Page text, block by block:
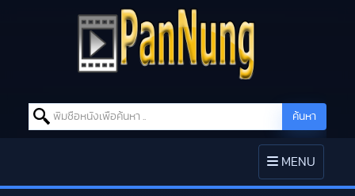
Search for: ค้นหา
TOGGLE
NAVIGATION
MENU